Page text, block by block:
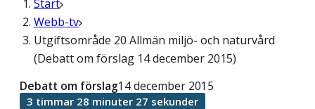
Start
Webb-tv
Utgiftsområde 20 Allmän miljö- och naturvård
(Debatt om förslag 14 december 2015)
Debatt om förslag14 december 2015
3 timmar 28 minuter 27 sekunder